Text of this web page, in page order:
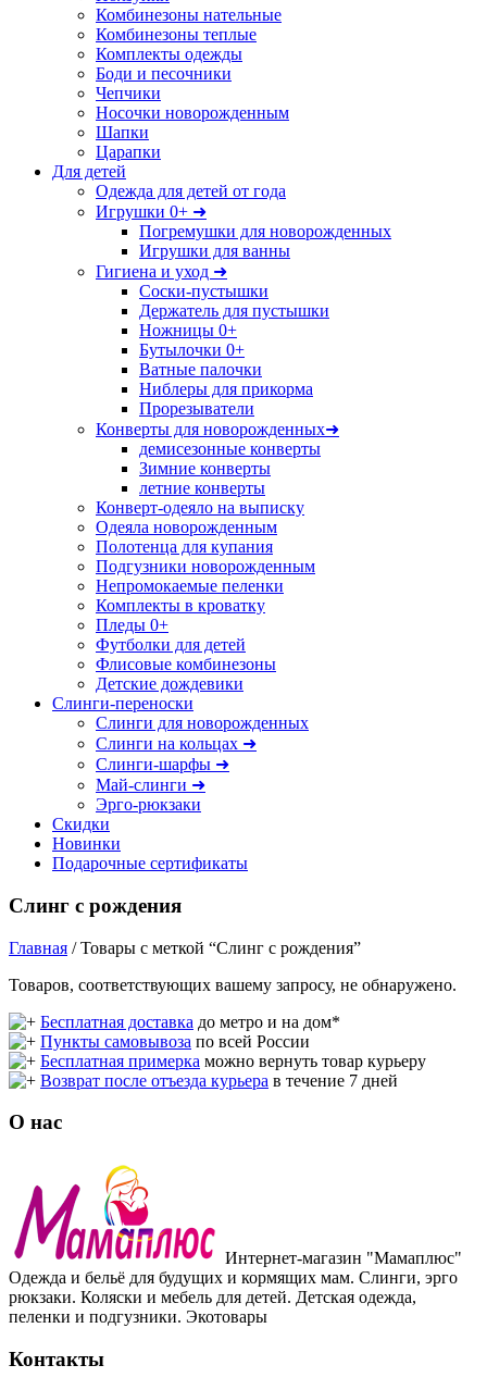
Комбинезоны нательные
Комбинезоны теплые
Комплекты одежды
Боди и песочники
Чепчики
Носочки новорожденным
Шапки
Царапки
Для детей
Одежда для детей от года
Игрушки 0+ ➜
Погремушки для новорожденных
Игрушки для ванны
Гигиена и уход ➜
Соски-пустышки
Держатель для пустышки
Ножницы 0+
Бутылочки 0+
Ватные палочки
Ниблеры для прикорма
Прорезыватели
Конверты для новорожденных➜
демисезонные конверты
Зимние конверты
летние конверты
Конверт-одеяло на выписку
Одеяла новорожденным
Полотенца для купания
Подгузники новорожденным
Непромокаемые пеленки
Комплекты в кроватку
Пледы 0+
Футболки для детей
Флисовые комбинезоны
Детские дождевики
Слинги-переноски
Слинги для новорожденных
Слинги на кольцах ➜
Слинги-шарфы ➜
Май-слинги ➜
Эрго-рюкзаки
Скидки
Новинки
Подарочные сертификаты
Слинг с рождения
Главная / Товары с меткой “Слинг с рождения”
Товаров, соответствующих вашему запросу, не обнаружено.
Бесплатная доставка до метро и на дом*
Пункты самовывоза по всей России
Бесплатная примерка можно вернуть товар курьеру
Возврат после отъезда курьера в течение 7 дней
О нас
Интернет-магазин "Мамаплюс"
Одежда и бельё для будущих и кормящих мам. Слинги, эрго
рюкзаки. Коляски и мебель для детей. Детская одежда,
пеленки и подгузники. Экотовары
Контакты